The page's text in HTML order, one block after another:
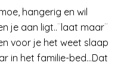
hangerig en wil
je aan ligt..¨laat maar¨
voor je het weet slaap
in het familie-bed…Dat